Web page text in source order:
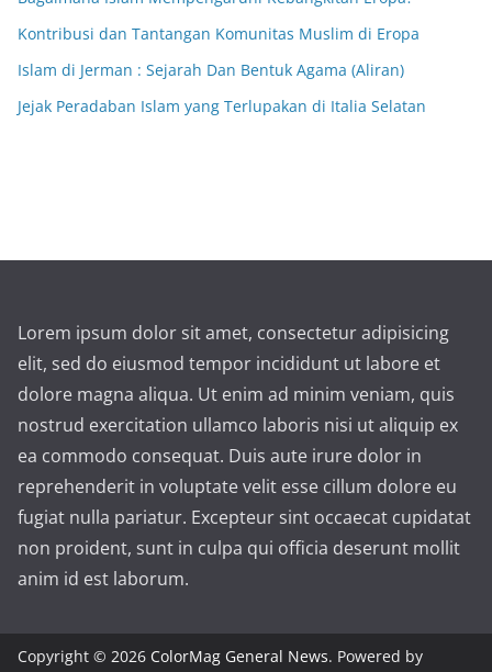
Kontribusi dan Tantangan Komunitas Muslim di Eropa
Islam di Jerman : Sejarah Dan Bentuk Agama (Aliran)
Jejak Peradaban Islam yang Terlupakan di Italia Selatan
Lorem ipsum dolor sit amet, consectetur adipisicing
elit, sed do eiusmod tempor incididunt ut labore et
dolore magna aliqua. Ut enim ad minim veniam, quis
nostrud exercitation ullamco laboris nisi ut aliquip ex
ea commodo consequat. Duis aute irure dolor in
reprehenderit in voluptate velit esse cillum dolore eu
fugiat nulla pariatur. Excepteur sint occaecat cupidatat
non proident, sunt in culpa qui officia deserunt mollit
anim id est laborum.
Copyright © 2026 ColorMag General News. Powered by